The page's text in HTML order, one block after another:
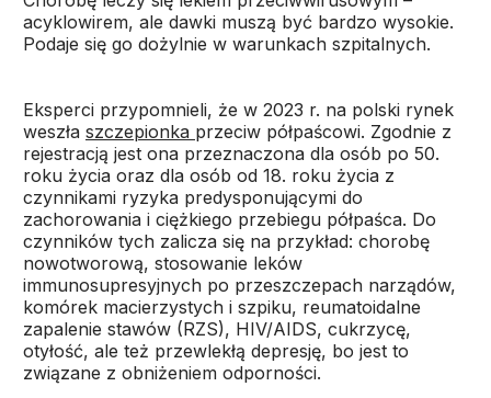
acyklowirem, ale dawki muszą być bardzo wysokie.
Podaje się go dożylnie w warunkach szpitalnych.
Eksperci przypomnieli, że w 2023 r. na polski rynek
weszła szczepionka przeciw półpaścowi. Zgodnie z
rejestracją jest ona przeznaczona dla osób po 50.
roku życia oraz dla osób od 18. roku życia z
czynnikami ryzyka predysponującymi do
zachorowania i ciężkiego przebiegu półpaśca. Do
czynników tych zalicza się na przykład: chorobę
nowotworową, stosowanie leków
immunosupresyjnych po przeszczepach narządów,
komórek macierzystych i szpiku, reumatoidalne
zapalenie stawów (RZS), HIV/AIDS, cukrzycę,
otyłość, ale też przewlekłą depresję, bo jest to
związane z obniżeniem odporności.